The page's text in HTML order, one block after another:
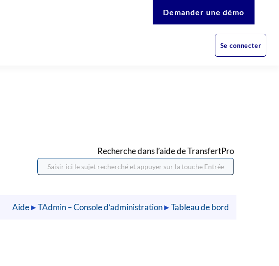
Demander une démo
Se connecter
Recherche dans l’aide de TransfertPro
Aide►TAdmin – Console d’administration►Tableau de bord